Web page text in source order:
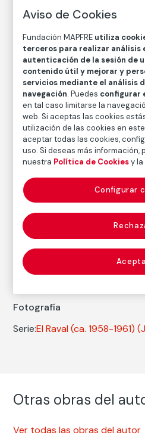
Joan Colom
Técnica
Copia en papel baritado con
plata
Medidas
Medidas mancha: 40 × 27,7
Medidas papel: 46 × 33,6 cm
Inventario
FM000503
Fecha
ca. 1958-1961
Autor
Joan Colom
Nacimiento: Barcelona, 1921
Fallecimiento: Barcelona, 2017
Fotografía
Serie:El Raval (ca. 1958-1961)
Otras obras del
Ver todas las obras del autor
Aviso de Cookies
Fundación MAPFRE utiliza
terceros para realizar análisis
autenticación de la sesión de
contenido útil y mejorar y
servicios mediante el análisis
navegación. Puedes configurar
en tal caso limitarse la
web. Si aceptas las cookies
utilización de las cookies en
aceptar todas las cookies,
uso. Si deseas más información,
nuestra Política de Cookiesy la
Configurar